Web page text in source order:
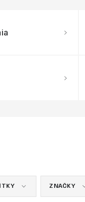
ZNAČKY